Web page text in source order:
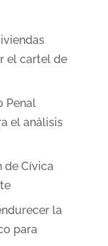
el cartel de
Penal
el análisis
de Cívica
la
para